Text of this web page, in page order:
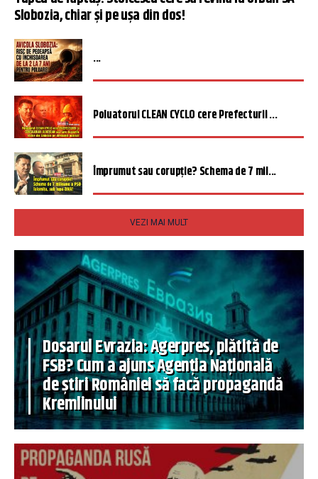
Slobozia, chiar și pe ușa din dos!
...
Poluatorul CLEAN CYCLO cere Prefecturii ...
Împrumut sau corupție? Schema de 7 mil...
VEZI MAI MULT
Dosarul Evrazia: Agerpres, plătită de
FSB? Cum a ajuns Agenția Națională
de știri României să facă propagandă
Kremlinului